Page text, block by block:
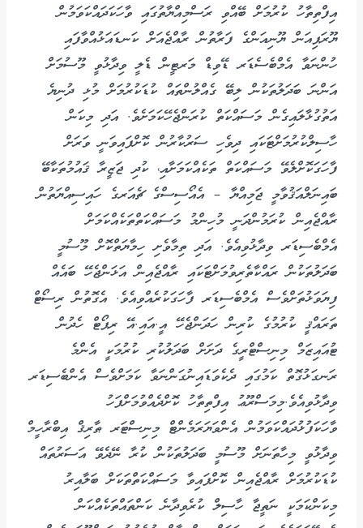
އިފްތިތާހު ކުރުމަށް ބޭއްވި ރަސްމިއްޔާތުގައި ވާހަކަދައްކަވަމުން
ޔޫރަޕިއަން ޔޫނިއަންގެ ފަރާތުން ރާއްޖެއަށް ކަނޑައަޅުއްވާފައި
ހުންނަވާ އެމްބެސެޑަރ ޑޭވިޑް މަރޓީން ޑެލީ ވިދާޅުވީ މޫސުމަށް
އަންނަ ބަދަލުތަކުން ލިބޭ ގެއްލުންތައް ކުޑަކުރުމަށް މުޅި ދުނިޔެ
އަތުގުޅާލައިގެން މަސައްކަތް ކުރަންޖެހޭކަމަށެވެ. އަދި މިކަން
ހާސިލްކުރުމަށްޓަކައި ދިވެހި ސަރުކާރުން ކޮށްފައިވަނީ ވަރަށް
ފާހަގަކޮށްލެވޭ މަސައްކަތް ތަކެއްކަމަށާއި، ކުދި ޖަޒީރާ ޤައުމުތަކާބޭ
ބައިނަލްއަޤުވާމީ ޖަމިއްޔާ – އެއޯސިސްގެ ޗެއަރގެ ހައިސިއްޔަތުން
ރާއްޖެއިން ކުރަމުންދަނީ މުހިންމު މަސައްކަތްތަކެއްކަމަށް
އެމްބެސިޑަރ ވިދާޅުވިއެވެ. އަދި ތިމާވެށި ހިމާޔަތްކޮށް މޫސުމީ
ބަދަލުތަކުން ރައްކާތެރިވުމަށްޓަކައި ރާއްޖެއިން އަޅަންޖެހޭ ބައެއް
ފިޔަވަޅުތަށްވެސް އެމްބެސިޑަރ ފާހަގަކުރެއްވިއެވެ. އެގޮތުން ރިސޯޓް
ތަރައްޤީ ކުރުމުގެ ކުރިން ހަދަންޖެހޭ އީ.އައި.އޭ ރިޕޯޓް ހެދުން
ޓުއައިޒަމް މިނިސްޓްރީގެ ދަށަށް ބަދަލުކުރި ކުރުމަކީ އެންމެ
ރަނގަޅުގޮތް ކަމުގައި ދެކެވަޑައިނުގަންނަވާ ކަމަށްވެސް އެންބެސިޑަރ
ވިދާޅުވިއެވެ.މިމަސްރޫޢު އިފްތިތާހު ކޮށްދެއްވުމަށްފަހު
ވާހަކަފުޅުދައްކަވަމުން އެންވަޔަރަމެންޓް މިނިސްޓަރ ޠާރިޤް އިބްރާހީމް
ވިދާޅުވީ މިހާތަނަށް މޫސުމީ ބަދަލުތަކުން ކުރާ ނޭދެވޭ އަސަރުތައް
ކުޑަކުރުމަށް ރާއްޖެއިން ކޮށްފައިވާ މަސައްކަތްތަކަށް ބަލާއިރު
މިކަންކަމަކީ ނަތީޖާ ހާސިލް ކުރެވިދާނެ ކަންތައްތަކެއްކަން